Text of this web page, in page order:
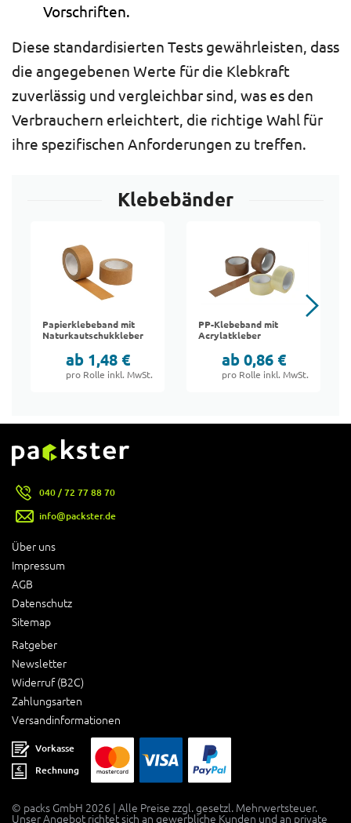
Vorschriften.
Diese standardisierten Tests gewährleisten, dass
die angegebenen Werte für die Klebkraft
zuverlässig und vergleichbar sind, was es den
Verbrauchern erleichtert, die richtige Wahl für
ihre spezifischen Anforderungen zu treffen.
Klebebänder
Papierklebeband mit
Naturkautschukkleber
ab 1,48 €
pro Rolle inkl. MwSt.
PP-Klebeband mit
Acrylatkleber
ab 0,86 €
pro Rolle inkl. MwSt.
Über uns
Impressum
AGB
Datenschutz
Sitemap
Ratgeber
Newsletter
Widerruf (B2C)
Zahlungsarten
Versandinformationen
040 / 72 77 88 70
info@packster.de
Vorkasse
Rechnung
© packs GmbH 2026 | Alle Preise zzgl. gesetzl. Mehrwertsteuer.
Unser Angebot richtet sich an gewerbliche Kunden und an private